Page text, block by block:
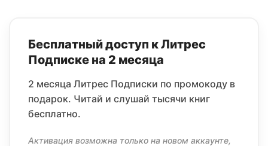
Бесплатный доступ к Литрес
Подписке на 2 месяца
2 месяца Литрес Подписки по промокоду в
подарок. Читай и слушай тысячи книг
бесплатно.
Активация возможна только на новом аккаунте,